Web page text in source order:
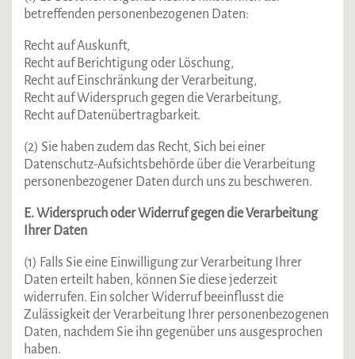
betreffenden personenbezogenen Daten:
Recht auf Auskunft,
Recht auf Berichtigung oder Löschung,
Recht auf Einschränkung der Verarbeitung,
Recht auf Widerspruch gegen die Verarbeitung,
Recht auf Datenübertragbarkeit.
(2) Sie haben zudem das Recht, Sich bei einer
Datenschutz-Aufsichtsbehörde über die Verarbeitung
personenbezogener Daten durch uns zu beschweren.
E. Widerspruch oder Widerruf gegen die Verarbeitung
Ihrer Daten
(1) Falls Sie eine Einwilligung zur Verarbeitung Ihrer
Daten erteilt haben, können Sie diese jederzeit
widerrufen. Ein solcher Widerruf beeinflusst die
Zulässigkeit der Verarbeitung Ihrer personenbezogenen
Daten, nachdem Sie ihn gegenüber uns ausgesprochen
haben.